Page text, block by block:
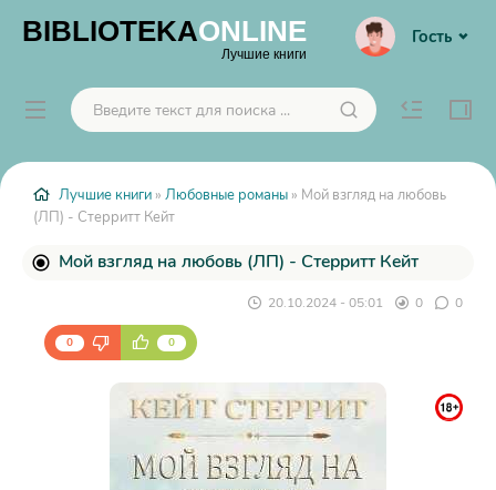
BIBLIOTEKAONLINE
Лучшие книги
Гость
Лучшие книги » Любовные романы » Мой взгляд на любовь
(ЛП) - Стерритт Кейт
Мой взгляд на любовь (ЛП) - Стерритт Кейт
20.10.2024 - 05:01 0 0
0 0